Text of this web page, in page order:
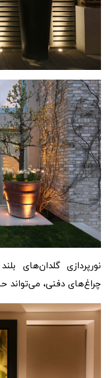
نورپردازی گلدان‌های
چراغ‌های دفنی، می‌تواند